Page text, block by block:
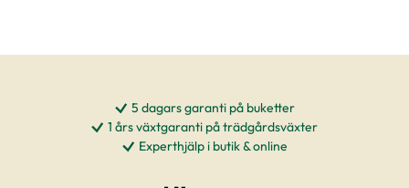
5 dagars garanti på buketter
1 års växtgaranti på trädgårdsväxter
Experthjälp i butik & online